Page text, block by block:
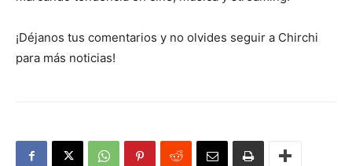
¡Déjanos tus comentarios y no olvides seguir a Chirchi
para más noticias!